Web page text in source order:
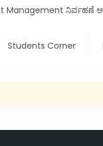
Management ನಿರ್ವಹಣೆ
Students Corner